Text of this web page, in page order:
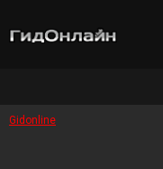
Gidonline